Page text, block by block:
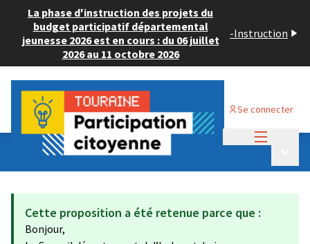
La phase d'instruction des projets du
budget participatif départemental
jeunesse 2026 est en cours : du 06 juillet
2026 au 11 octobre 2026
-Instruction
Se connecter
Budget Participatif ADULTE 2024
💡 Déposer un projet
Cette proposition a été retenue parce que :
Bonjour,